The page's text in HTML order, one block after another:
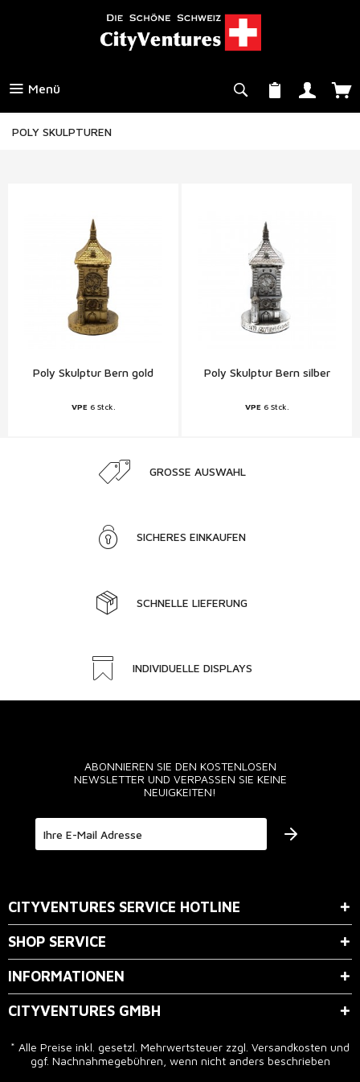
Menü
POLY SKULPTUREN
Poly Skulptur Bern gold
VPE 6 Stck.
Poly Skulptur Bern silber
VPE 6 Stck.
GROSSE AUSWAHL
SICHERES EINKAUFEN
SCHNELLE LIEFERUNG
INDIVIDUELLE DISPLAYS
ABONNIEREN SIE DEN KOSTENLOSEN
NEWSLETTER UND VERPASSEN SIE KEINE
NEUIGKEITEN!
CITYVENTURES SERVICE HOTLINE
SHOP SERVICE
INFORMATIONEN
CITYVENTURES GMBH
* Alle Preise inkl. gesetzl. Mehrwertsteuer zzgl. Versandkosten und
ggf. Nachnahmegebühren, wenn nicht anders beschrieben